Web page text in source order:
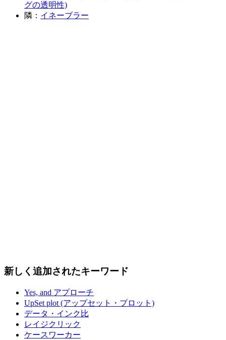
グの透明性)
隣： イネーブラー
新しく追加されたキーワード
Yes, and アプローチ
UpSet plot (アップセット・プロット)
データ・インク比
レイジクリック
ケースワーカー